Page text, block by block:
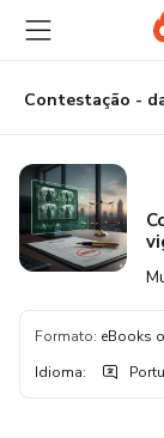
para
conteúdo
principal
para
pagamento
para
rodapé
Formato: eBooks
Idioma: